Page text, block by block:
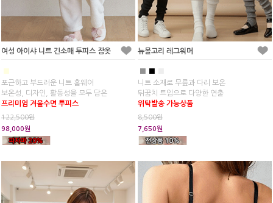
여성 아이샤 니트 긴소매 투피스 잠옷
포근하고 부드러운 니트 홈웨어
보온성, 디자인, 활동성을 모두 담은
프리미엄 겨울수면 투피스
122,500원
98,000원
뉴몰고리 레그워머
■
니트 소재로 무릎과 다리 보온
뒤꿈치 트임으로 다양한 연출
위탁발송 가능상품
8,500원
7,650원